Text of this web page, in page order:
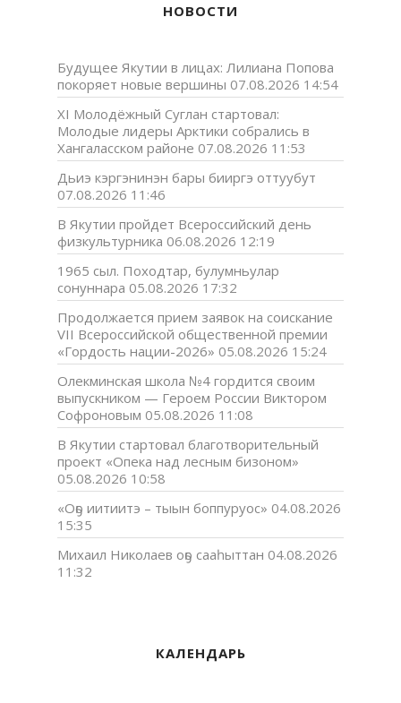
НОВОСТИ
Будущее Якутии в лицах: Лилиана Попова
покоряет новые вершины 07.08.2026 14:54
XI Молодёжный Суглан стартовал:
Молодые лидеры Арктики собрались в
Хангаласском районе 07.08.2026 11:53
Дьиэ кэргэнинэн бары бииргэ оттуубут
07.08.2026 11:46
В Якутии пройдет Всероссийский день
физкультурника 06.08.2026 12:19
1965 сыл. Походтар, булумньулар
сонуннара 05.08.2026 17:32
Продолжается прием заявок на соискание
VII Всероссийской общественной премии
«Гордость нации-2026» 05.08.2026 15:24
Олекминская школа №4 гордится своим
выпускником — Героем России Виктором
Софроновым 05.08.2026 11:08
В Якутии стартовал благотворительный
проект «Опека над лесным бизоном»
05.08.2026 10:58
«Оҕо иитиитэ – тыын боппуруос» 04.08.2026
15:35
Михаил Николаев оҕо сааһыттан 04.08.2026
11:32
КАЛЕНДАРЬ